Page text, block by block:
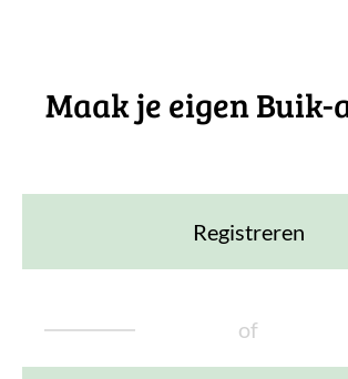
Maak je eigen Buik-
Registreren
of